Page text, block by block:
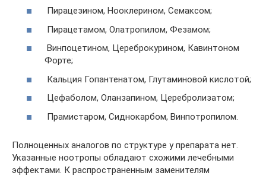
Пирацезином, Нооклерином, Семаксом;
Пирацетамом, Олатропилом, Фезамом;
Винпоцетином, Цереброкурином, Кавинтоном
Форте;
Кальция Гопантенатом, Глутаминовой кислотой;
Цефаболом, Оланзапином, Церебролизатом;
Прамистаром, Сиднокарбом, Винпотропилом.
Полноценных аналогов по структуре у препарата нет.
Указанные ноотропы обладают схожими лечебными
эффектами. К распространенным заменителям